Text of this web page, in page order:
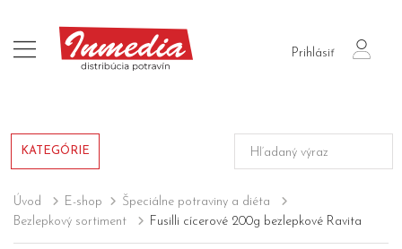
Prihlásiť
login
KATEGÓRIE
Úvod E-shop
Špeciálne potraviny a diéta
Bezlepkový sortiment
Fusilli cícerové 200g bezlepkové Ravita